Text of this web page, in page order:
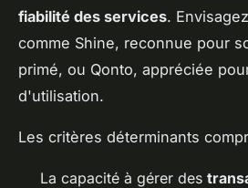
fiabilité des services.
comme Shine, reconnue pour
primé, ou Qonto, appréciée
d'utilisation.
Les critères déterminants
La capacité à gérer des